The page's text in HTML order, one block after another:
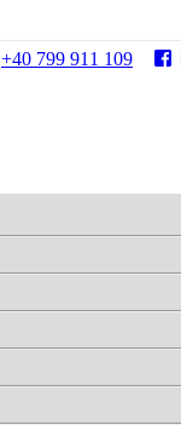
+40 799 911 109 